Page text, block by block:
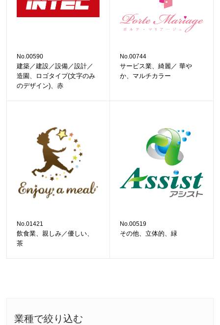
業種で絞り込む
No.00590
建築／建設／設備／設計／
造園、ロゴタイプ(文字のみ
のデザイン)、赤
No.00744
サービス業、綺麗／ 華や
か、マルチカラー
No.01421
飲食業、親しみ／優しい、
茶
No.00519
その他、立体的、緑